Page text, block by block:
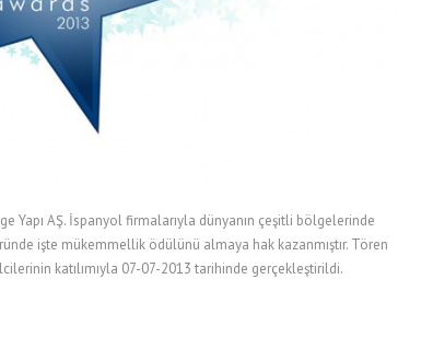
Yapı AŞ. İspanyol firmalarıyla dünyanın çeşitli bölgelerinde
işte mükemmellik ödülünü almaya hak kazanmıştır. Tören
katılımıyla 07-07-2013 tarihinde gerçekleştirildi.